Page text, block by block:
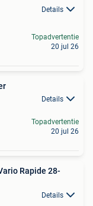
Details
Topadvertentie
20 jul 26
Details
Topadvertentie
20 jul 26
Rapide 28-
Details